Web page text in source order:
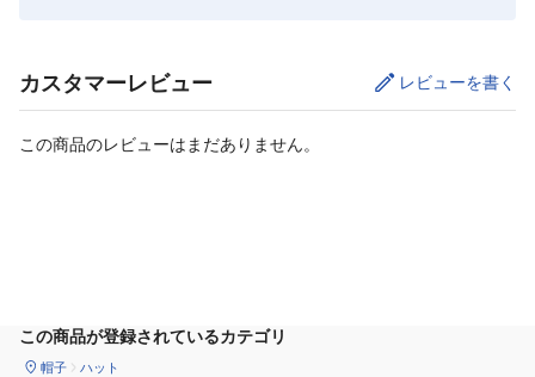
カスタマーレビュー レビューを書く
この商品のレビューはまだありません。
この商品が登録されているカテゴリ
帽子 ハット